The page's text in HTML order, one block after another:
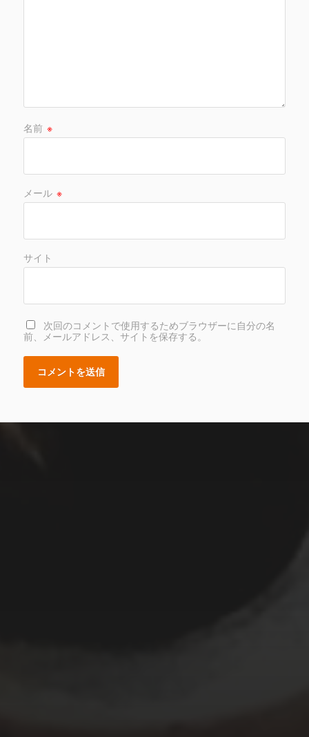
名前 ※
メール ※
サイト
次回のコメントで使用するためブラウザーに自分の名
前、メールアドレス、サイトを保存する。